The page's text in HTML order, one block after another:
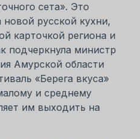
сета». Это
новой русской кухни,
карточкой региона и
подчеркнула министр
Амурской области
«Берега вкуса»
и среднему
им выходить на